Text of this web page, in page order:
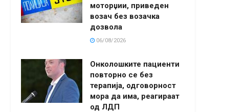
моторџии, приведен
возач без возачка
дозвола
06/08/2026
Онколошките пациенти
повторно се без
терапија, одговорност
мора да има, реагираат
од ЛДП